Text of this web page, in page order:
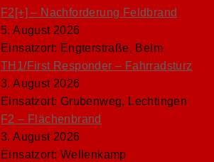
F2[+] – Nachforderung Feldbrand
5. August 2026
Einsatzort: Engterstraße, Belm
TH1/First Responder – Fahrradsturz
3. August 2026
Einsatzort: Grubenweg, Lechtingen
F2 – Flächenbrand
3. August 2026
Einsatzort: Wellenkamp